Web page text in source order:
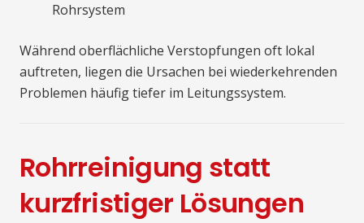
Rohrsystem
Während oberflächliche Verstopfungen oft lokal
auftreten, liegen die Ursachen bei wiederkehrenden
Problemen häufig tiefer im Leitungssystem.
Rohrreinigung statt
kurzfristiger Lösungen